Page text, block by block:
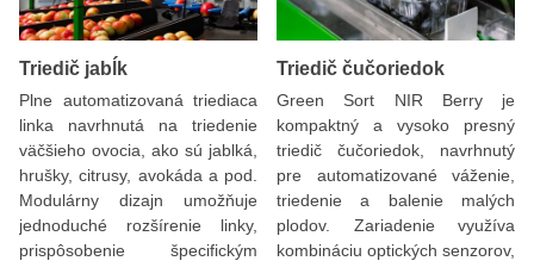
Triedič jabĺk
Plne automatizovaná triediaca
linka navrhnutá na triedenie
väčšieho ovocia, ako sú jablká,
hrušky, citrusy, avokáda a pod.
Modulárny dizajn umožňuje
jednoduché rozšírenie linky,
prispôsobenie špecifickým
Triedič čučoriedok
Green Sort NIR Berry je
kompaktný a vysoko presný
triedič čučoriedok, navrhnutý
pre automatizované váženie,
triedenie a balenie malých
plodov. Zariadenie využíva
kombináciu optických senzorov,